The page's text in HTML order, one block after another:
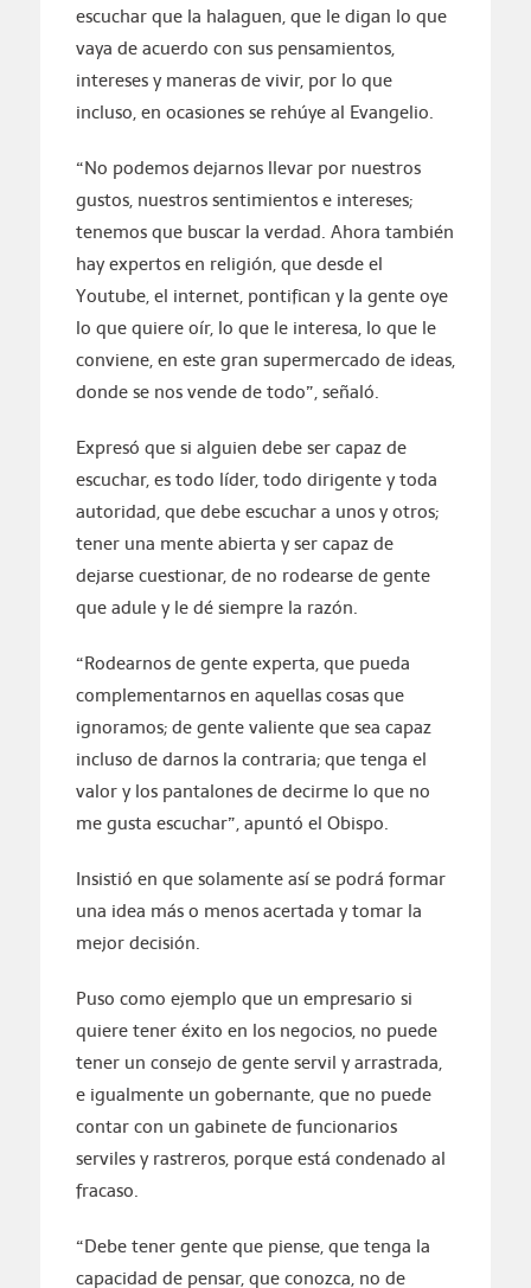
escuchar que la halaguen, que le digan lo que
vaya de acuerdo con sus pensamientos,
intereses y maneras de vivir, por lo que
incluso, en ocasiones se rehúye al Evangelio.
“No podemos dejarnos llevar por nuestros
gustos, nuestros sentimientos e intereses;
tenemos que buscar la verdad. Ahora también
hay expertos en religión, que desde el
Youtube, el internet, pontifican y la gente oye
lo que quiere oír, lo que le interesa, lo que le
conviene, en este gran supermercado de ideas,
donde se nos vende de todo”, señaló.
Expresó que si alguien debe ser capaz de
escuchar, es todo líder, todo dirigente y toda
autoridad, que debe escuchar a unos y otros;
tener una mente abierta y ser capaz de
dejarse cuestionar, de no rodearse de gente
que adule y le dé siempre la razón.
“Rodearnos de gente experta, que pueda
complementarnos en aquellas cosas que
ignoramos; de gente valiente que sea capaz
incluso de darnos la contraria; que tenga el
valor y los pantalones de decirme lo que no
me gusta escuchar”, apuntó el Obispo.
Insistió en que solamente así se podrá formar
una idea más o menos acertada y tomar la
mejor decisión.
Puso como ejemplo que un empresario si
quiere tener éxito en los negocios, no puede
tener un consejo de gente servil y arrastrada,
e igualmente un gobernante, que no puede
contar con un gabinete de funcionarios
serviles y rastreros, porque está condenado al
fracaso.
“Debe tener gente que piense, que tenga la
capacidad de pensar, que conozca, no de